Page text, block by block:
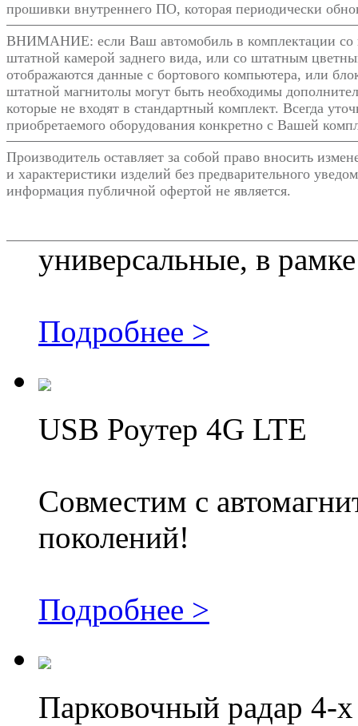
прошивки внутреннего ПО, которая периодически
ВНИМАНИЕ: если Ваш автомобиль в комплектации со
штатной камерой заднего вида, или со штатным
отображаются данные с бортового компьютера, или
штатной магнитолы могут быть необходимы
которые не входят в стандартный комплект. Всегда
приобретаемого оборудования конкретно с Вашей
Производитель оставляет за собой право вносить
и характеристики изделий без предварительного
информация публичной офертой не является.
универсальные, в
Подробнее >
USB Роутер 4G LTE
Совместим с
поколений!
Подробнее >
Парковочный радар 4-